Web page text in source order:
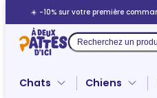
au
contenu
☀️ -10% sur votre première
Recherche
Chats Chiens